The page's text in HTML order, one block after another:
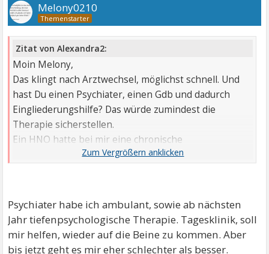
Melony0210
Zitat von Alexandra2:
Moin Melony,
Das klingt nach Arztwechsel, möglichst schnell. Und
hast Du einen Psychiater, einen Gdb und dadurch
Eingliederungshilfe? Das würde zumindest die
Therapie sicherstellen.
Ein HNO hatte bei mir eine chronische
Nasennebenhöhlenentzündung verkannt, wodurch
Und er warnte mich vor dem Antibiotikum, das
Depression verursachen kann. Das passierte dann
auch, eine Krise, warf mich um. Aber dieser Arzt war
wirklich gut.
Psychiater habe ich ambulant, sowie ab nächsten
Jahr tiefenpsychologische Therapie. Tagesklinik, soll
mir helfen, wieder auf die Beine zu kommen. Aber
bis jetzt geht es mir eher schlechter als besser.